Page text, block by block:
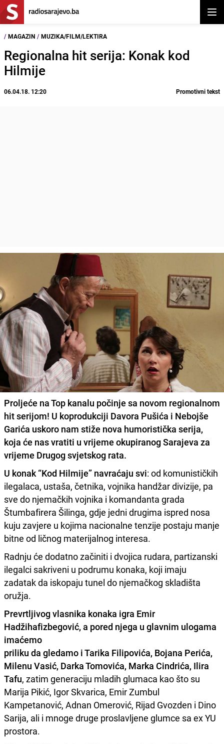
/ MAGAZIN / MUZIKA/FILM/LEKTIRA
Regionalna hit serija: Konak kod
Hilmije
06.04.18. 12:20 Promotivni tekst
Proljeće na Top kanalu počinje sa novom regionalnom
hit serijom! U koprodukciji Davora Pušića i Nebojše
Garića uskoro nam stiže nova humoristička serija,
koja će nas vratiti u vrijeme okupiranog Sarajeva za
vrijeme Drugog svjetskog rata.
U konak “Kod Hilmije” navraćaju svi: od komunističkih
ilegalaca, ustaša, četnika, vojnika handžar divizije, pa
sve do njemačkih vojnika i komandanta grada
Štumbafirera Šilinga, gdje jedni drugima ispred nosa
kuju zavjere u kojima nacionalne tenzije postaju manje
bitne od ličnog materijalnog interesa.
Radnju će dodatno začiniti i dvojica rudara, partizanski
ilegalci sakriveni u podrumu konaka, koji imaju
zadatak da iskopaju tunel do njemačkog skladišta
oružja.
Prevrtljivog vlasnika konaka igra Emir
Hadžihafizbegović, a pored njega u glavnim ulogama
imaćemo
priliku da gledamo i Tarika Filipovića, Bojana Perića,
Milenu Vasić, Darka Tomovića, Marka Cindrića, Ilira
Tafu, zatim generaciju mladih glumaca kao što su
Marija Pikić, Igor Skvarica, Emir Zumbul
Kampetanović, Adnan Omerović, Rijad Gvozden i Dino
Sarija, ali i mnoge druge proslavljene glumce sa ex YU
prostora.